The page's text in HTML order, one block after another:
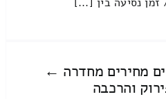
מחירים מחדרה ←
והרכבה